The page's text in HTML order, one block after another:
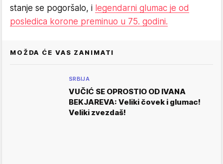
stanje se pogoršalo, i legendarni glumac je od
posledica korone preminuo u 75. godini.
MOŽDA ĆE VAS ZANIMATI
SRBIJA
VUČIĆ SE OPROSTIO OD IVANA
BEKJAREVA: Veliki čovek i glumac!
Veliki zvezdaš!